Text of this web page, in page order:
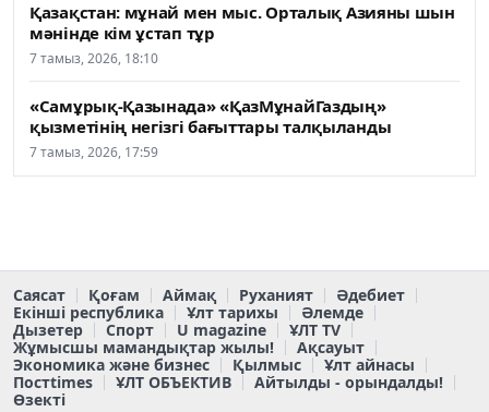
Қазақстан: мұнай мен мыс. Орталық Азияны шын
мәнінде кім ұстап тұр
7 тамыз, 2026, 18:10
«Самұрық-Қазынада» «ҚазМұнайГаздың»
қызметінің негізгі бағыттары талқыланды
7 тамыз, 2026, 17:59
Саясат Қоғам Аймақ Руханият
Әдебиет
Екінші республика
Ұлт тарихы
Әлемде
Дызетер
Спорт U magazine
ҰЛТ TV
Жұмысшы мамандықтар жылы!
Ақсауыт
Экономика және бизнес
Қылмыс
Ұлт айнасы
Постtimes
ҰЛТ ОБЪЕКТИВ
Айтылды - орындалды!
Өзекті